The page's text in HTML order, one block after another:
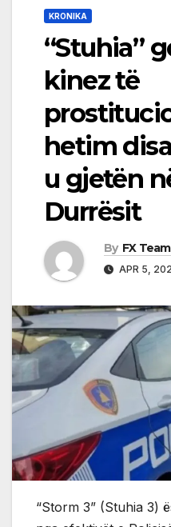
KRONIKA
“Stuhia”
kinez të
hetim
u gjetën
Durrësit
By FX Team
APR 5,
“Storm 3” (Stuhia 3)